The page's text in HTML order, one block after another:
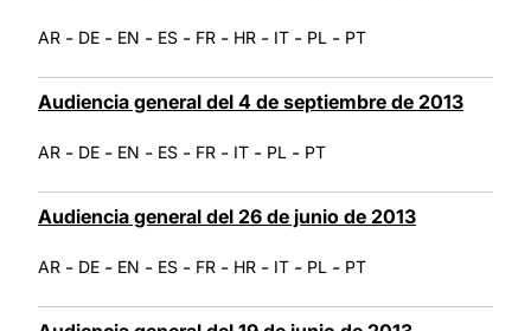
AR - DE - EN - ES - FR - HR - IT - PL - PT
Audiencia general del 4 de septiembre de 2013
AR - DE - EN - ES - FR - IT - PL - PT
Audiencia general del 26 de junio de 2013
AR - DE - EN - ES - FR - HR - IT - PL - PT